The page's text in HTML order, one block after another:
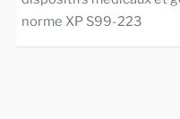
norme XP S99-223